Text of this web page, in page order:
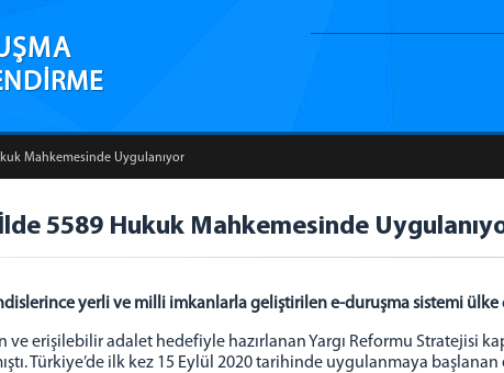
Mahkemesinde Uygulanıyor
5589 Hukuk Mahkemesinde
yerli ve milli imkanlarla geliştirilen e-duruşma sistemi ülke
ve erişilebilir adalet hedefiyle hazırlanan Yargı Reformu Stratejisi
Türkiye’de ilk kez 15 Eylül 2020 tarihinde uygulanmaya